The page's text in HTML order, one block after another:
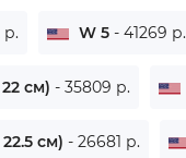
р. W 5 - 41269 р.
см) - 35809 р.
см) - 26681 р.